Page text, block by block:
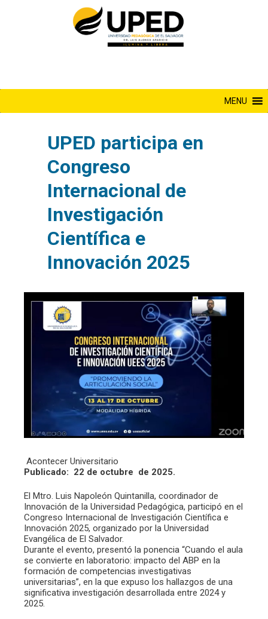
MENU
UPED participa en
Congreso
Internacional de
Investigación
Científica e
Innovación 2025
Acontecer Universitario
Publicado: 22 de octubre de 2025.
El Mtro. Luis Napoleón Quintanilla, coordinador de
Innovación de la Universidad Pedagógica, participó en el
Congreso Internacional de Investigación Científica e
Innovación 2025, organizado por la Universidad
Evangélica de El Salvador.
Durante el evento, presentó la ponencia “Cuando el aula
se convierte en laboratorio: impacto del ABP en la
formación de competencias investigativas
universitarias”, en la que expuso los hallazgos de una
significativa investigación desarrollada entre 2024 y
2025.